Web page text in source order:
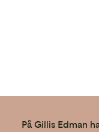
På Gillis Edman